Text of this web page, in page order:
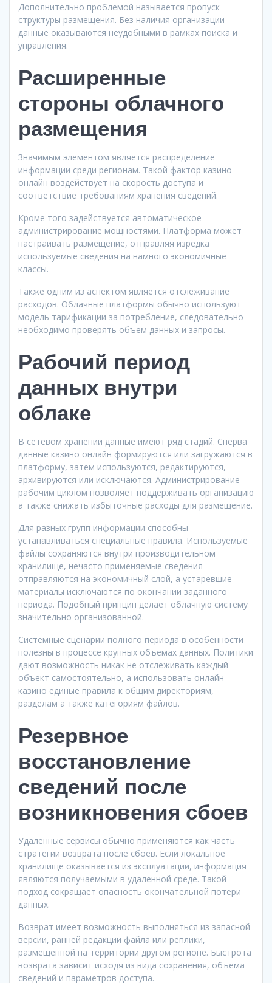
Дополнительно проблемой называется пропуск
структуры размещения. Без наличия организации
данные оказываются неудобными в рамках поиска и
управления.
Расширенные
стороны облачного
размещения
Значимым элементом является распределение
информации среди регионам. Такой фактор казино
онлайн воздействует на скорость доступа и
соответствие требованиям хранения сведений.
Кроме того задействуется автоматическое
администрирование мощностями. Платформа может
настраивать размещение, отправляя изредка
используемые сведения на намного экономичные
классы.
Также одним из аспектом является отслеживание
расходов. Облачные платформы обычно используют
модель тарификации за потребление, следовательно
необходимо проверять объем данных и запросы.
Рабочий период
данных внутри
облаке
В сетевом хранении данные имеют ряд стадий. Сперва
данные казино онлайн формируются или загружаются в
платформу, затем используются, редактируются,
архивируются или исключаются. Администрирование
рабочим циклом позволяет поддерживать организацию
а также снижать избыточные расходы для размещение.
Для разных групп информации способны
устанавливаться специальные правила. Используемые
файлы сохраняются внутри производительном
хранилище, нечасто применяемые сведения
отправляются на экономичный слой, а устаревшие
материалы исключаются по окончании заданного
периода. Подобный принцип делает облачную систему
значительно организованной.
Системные сценарии полного периода в особенности
полезны в процессе крупных объемах данных. Политики
дают возможность никак не отслеживать каждый
объект самостоятельно, а использовать онлайн
казино единые правила к общим директориям,
разделам а также категориям файлов.
Резервное
восстановление
сведений после
возникновения сбоев
Удаленные сервисы обычно применяются как часть
стратегии возврата после сбоев. Если локальное
хранилище оказывается из эксплуатации, информация
являются получаемыми в удаленной среде. Такой
подход сокращает опасность окончательной потери
данных.
Возврат имеет возможность выполняться из запасной
версии, ранней редакции файла или реплики,
размещенной на территории другом регионе. Быстрота
возврата зависит исходя из вида сохранения, объема
сведений и параметров доступа.